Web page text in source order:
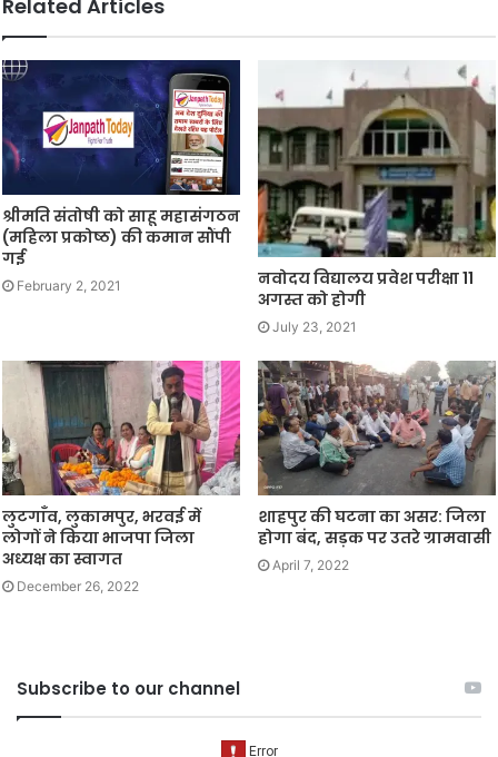
Related Articles
श्रीमति संतोषी को साहू महासंगठन
(महिला प्रकोष्ठ) की कमान सौंपी
गई
February 2, 2021
नवोदय विद्यालय प्रवेश परीक्षा 11
अगस्त को होगी
July 23, 2021
लुटगाँव, लुकामपुर, भरवई में
लोगों ने किया भाजपा जिला
अध्यक्ष का स्वागत
December 26, 2022
शाहपुर की घटना का असर: जिला
होगा बंद, सड़क पर उतरे ग्रामवासी
April 7, 2022
Subscribe to our channel